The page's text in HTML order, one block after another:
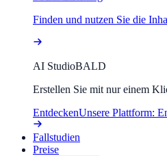
Finden und nutzen Sie die
AI StudioBALD
Erstellen Sie mit nur einem
EntdeckenUnsere Plattform:
Fallstudien
Preise